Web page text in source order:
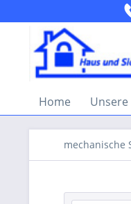
Home
mechanische